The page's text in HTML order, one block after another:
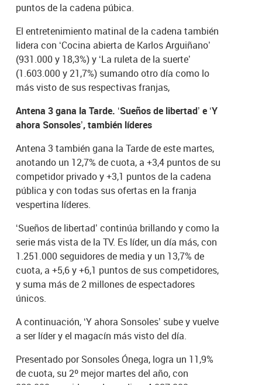
puntos de la cadena púbica.
El entretenimiento matinal de la cadena también
lidera con ‘Cocina abierta de Karlos Arguiñano’
(931.000 y 18,3%) y ‘La ruleta de la suerte’
(1.603.000 y 21,7%) sumando otro día como lo
más visto de sus respectivas franjas,
Antena 3 gana la Tarde. ‘Sueños de libertad’ e ‘Y
ahora Sonsoles’, también líderes
Antena 3 también gana la Tarde de este martes,
anotando un 12,7% de cuota, a +3,4 puntos de su
competidor privado y +3,1 puntos de la cadena
pública y con todas sus ofertas en la franja
vespertina líderes.
‘Sueños de libertad’ continúa brillando y como la
serie más vista de la TV. Es líder, un día más, con
1.251.000 seguidores de media y un 13,7% de
cuota, a +5,6 y +6,1 puntos de sus competidores,
y suma más de 2 millones de espectadores
únicos.
A continuación, ‘Y ahora Sonsoles’ sube y vuelve
a ser líder y el magacín más visto del día.
Presentado por Sonsoles Ónega, logra un 11,9%
de cuota, su 2º mejor martes del año, con